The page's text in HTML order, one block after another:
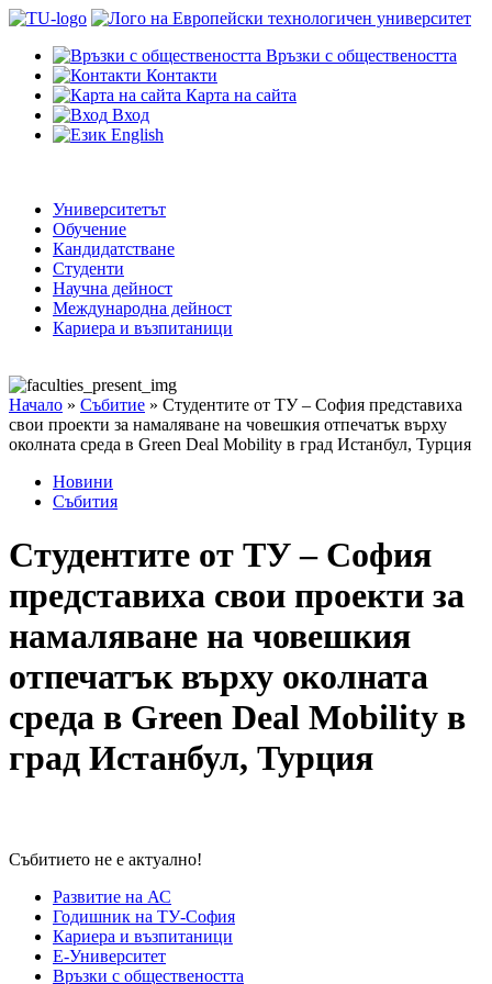
Връзки с обществеността
Контакти
Карта на сайта
Вход
English
Университетът
Обучение
Кандидатстване
Студенти
Научна дейност
Международна дейност
Кариера и възпитаници
Начало » Събитие » Студентите от ТУ – София представиха
свои проекти за намаляване на човешкия отпечатък върху
околната среда в Green Deal Mobility в град Истанбул, Турция
Новини
Събития
Студентите от ТУ – София
представиха свои проекти за
намаляване на човешкия
отпечатък върху околната
среда в Green Deal Mobility в
град Истанбул, Турция
Събитието не е актуално!
Развитие на АС
Годишник на ТУ-София
Кариера и възпитаници
Е-Университет
Връзки с обществеността